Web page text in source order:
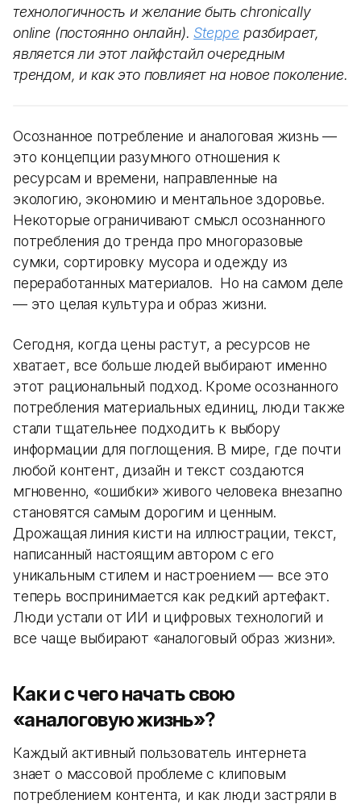
технологичность и желание быть chronically
online (постоянно онлайн). Steppe разбирает,
является ли этот лайфстайл очередным
трендом, и как это повлияет на новое поколение.
Осознанное потребление и аналоговая жизнь —
это концепции разумного отношения к
ресурсам и времени, направленные на
экологию, экономию и ментальное здоровье.
Некоторые ограничивают смысл осознанного
потребления до тренда про многоразовые
сумки, сортировку мусора и одежду из
переработанных материалов. Но на самом деле
— это целая культура и образ жизни.
Сегодня, когда цены растут, а ресурсов не
хватает, все больше людей выбирают именно
этот рациональный подход. Кроме осознанного
потребления материальных единиц, люди также
стали тщательнее подходить к выбору
информации для поглощения. В мире, где почти
любой контент, дизайн и текст создаются
мгновенно, «ошибки» живого человека внезапно
становятся самым дорогим и ценным.
Дрожащая линия кисти на иллюстрации, текст,
написанный настоящим автором с его
уникальным стилем и настроением — все это
теперь воспринимается как редкий артефакт.
Люди устали от ИИ и цифровых технологий и
все чаще выбирают «аналоговый образ жизни».
Как и с чего начать свою
«аналоговую жизнь»?
Каждый активный пользователь интернета
знает о массовой проблеме с клиповым
потреблением контента, и как люди застряли в